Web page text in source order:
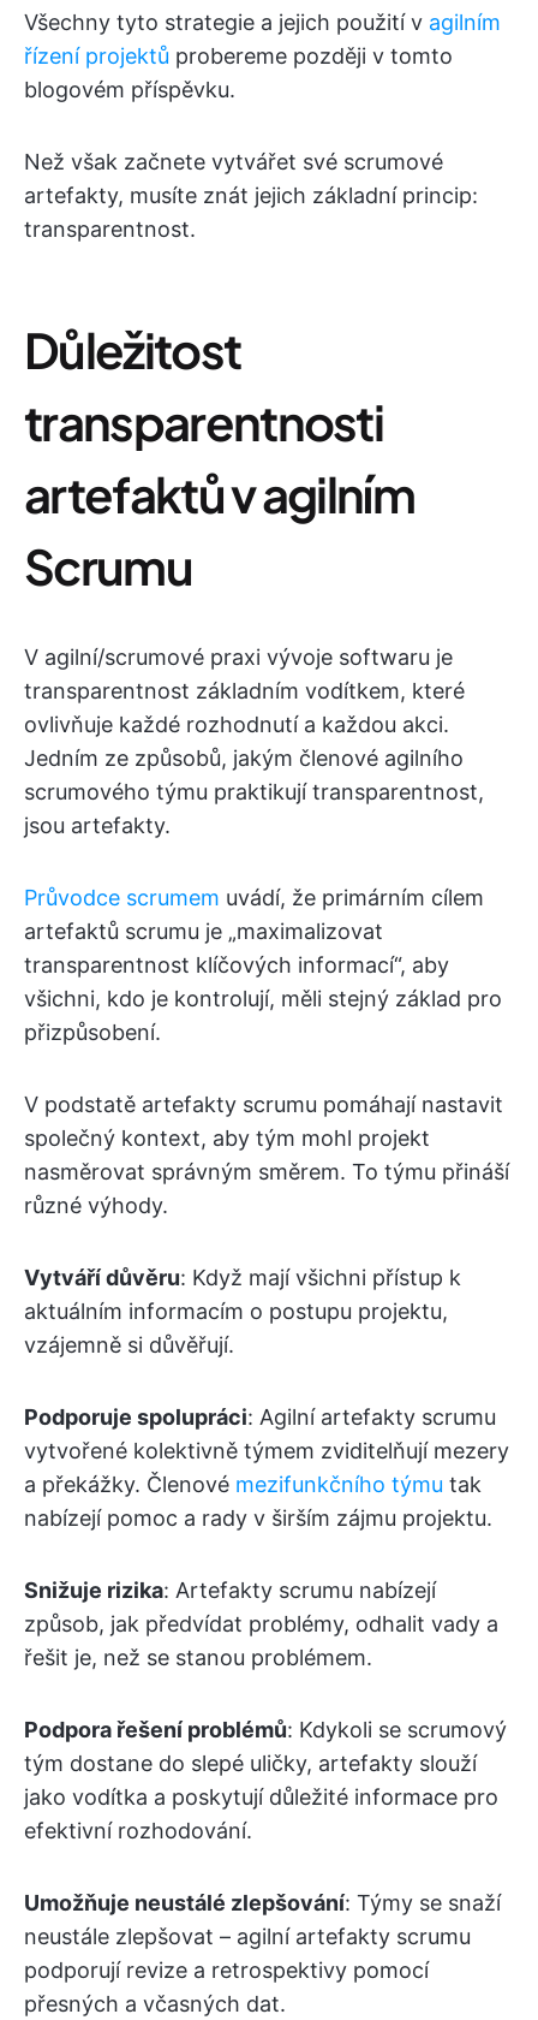
Všechny tyto strategie a jejich použití v agilním
řízení projektů probereme později v tomto
blogovém příspěvku.
Než však začnete vytvářet své scrumové
artefakty, musíte znát jejich základní princip:
transparentnost.
Důležitost
transparentnosti
artefaktů v agilním
Scrumu
V agilní/scrumové praxi vývoje softwaru je
transparentnost základním vodítkem, které
ovlivňuje každé rozhodnutí a každou akci.
Jedním ze způsobů, jakým členové agilního
scrumového týmu praktikují transparentnost,
jsou artefakty.
Průvodce scrumem uvádí, že primárním cílem
artefaktů scrumu je „maximalizovat
transparentnost klíčových informací“, aby
všichni, kdo je kontrolují, měli stejný základ pro
přizpůsobení.
V podstatě artefakty scrumu pomáhají nastavit
společný kontext, aby tým mohl projekt
nasměrovat správným směrem. To týmu přináší
různé výhody.
Vytváří důvěru: Když mají všichni přístup k
aktuálním informacím o postupu projektu,
vzájemně si důvěřují.
Podporuje spolupráci: Agilní artefakty scrumu
vytvořené kolektivně týmem zviditelňují mezery
a překážky. Členové mezifunkčního týmu tak
nabízejí pomoc a rady v širším zájmu projektu.
Snižuje rizika: Artefakty scrumu nabízejí
způsob, jak předvídat problémy, odhalit vady a
řešit je, než se stanou problémem.
Podpora řešení problémů: Kdykoli se scrumový
tým dostane do slepé uličky, artefakty slouží
jako vodítka a poskytují důležité informace pro
efektivní rozhodování.
Umožňuje neustálé zlepšování: Týmy se snaží
neustále zlepšovat – agilní artefakty scrumu
podporují revize a retrospektivy pomocí
přesných a včasných dat.